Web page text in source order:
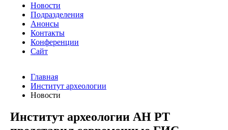
Новости
Подразделения
Анонсы
Контакты
Конференции
Сайт
Главная
Институт археологии
Новости
Институт археологии АН РТ